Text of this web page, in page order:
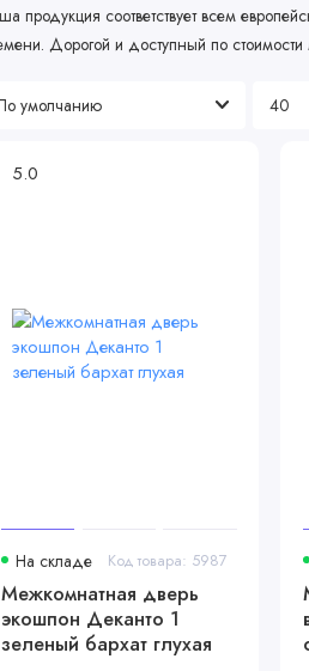
продукция соответствует всем
Дорогой и доступный по
5.0
На складе Код товара: 5987
Межкомнатная дверь
экошпон Деканто 1
зеленый бархат глухая